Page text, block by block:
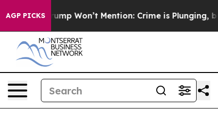
AGP PICKS
Trump Won’t Mention: Crime is Plunging, but he